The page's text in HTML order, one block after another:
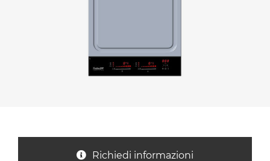
Richiedi informazioni